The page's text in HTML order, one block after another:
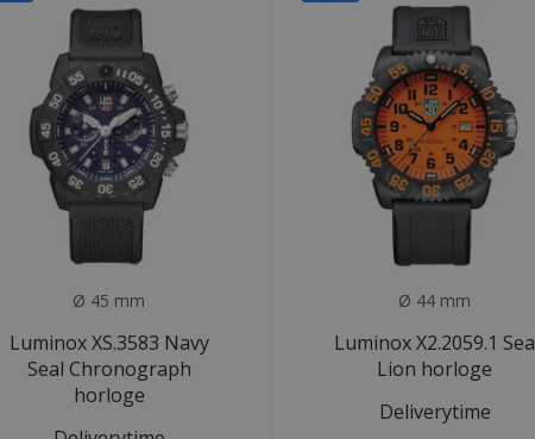
Ø 45 mm
Luminox XS.3583 Navy
Seal Chronograph
horloge
Ø 44 mm
Luminox X2.2059.1 Sea
Lion horloge
Deliverytime